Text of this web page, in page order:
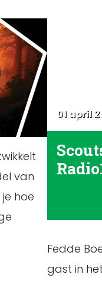
van
hoe
01 april
Fedde
gast in